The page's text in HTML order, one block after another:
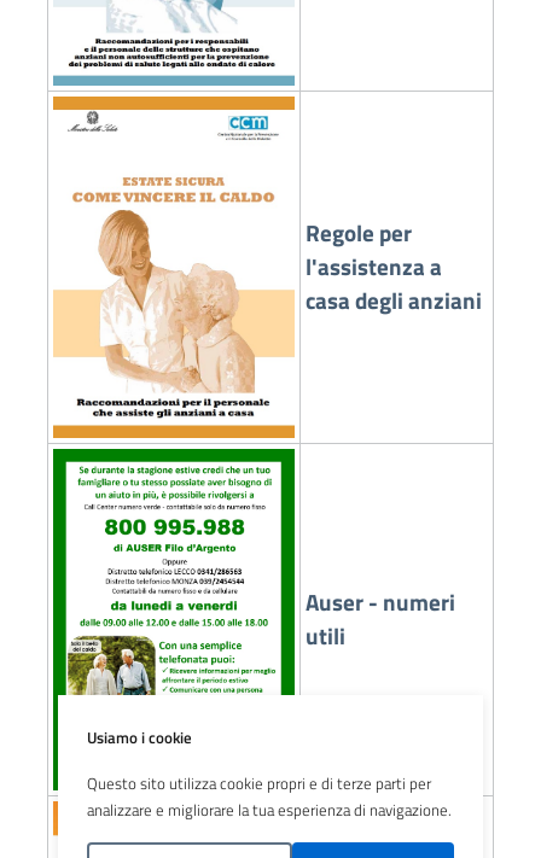
Regole per
l'assistenza a
casa degli anziani
Auser - numeri
utili
Usiamo i cookie
Questo sito utilizza cookie propri e di terze parti per
analizzare e migliorare la tua esperienza di navigazione.